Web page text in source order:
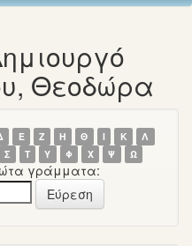
Θεοδώρα
Ε Ζ Η Θ Ι Κ
Λ
Σ Τ Υ Φ Χ Ψ Ω
γράμματα: